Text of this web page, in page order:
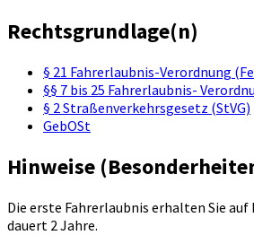
Rechtsgrundlage(n)
§ 21 Fahrerlaubnis-Verordnung
§§ 7 bis 25 Fahrerlaubnis-
§ 2 Straßenverkehrsgesetz (StVG)
GebOSt
Hinweise
Die erste Fahrerlaubnis erhalten Sie
dauert 2 Jahre.